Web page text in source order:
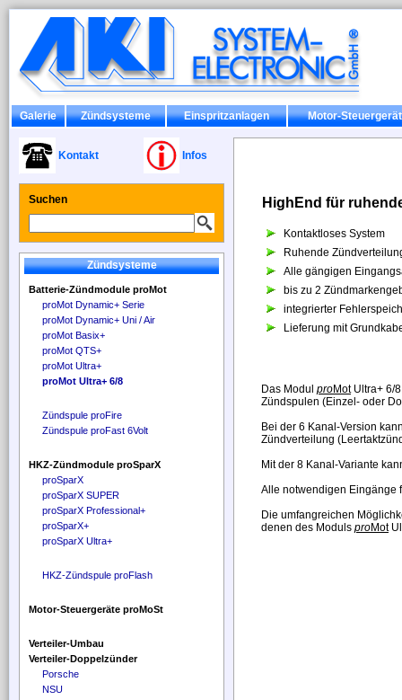
Galerie Zündsysteme Einspritzanlagen Motor-
Kontakt Infos
Suchen
Zündsysteme
Batterie-Zündmodule proMot
proMot Dynamic+ Serie
proMot Dynamic+ Uni / Air
proMot Basix+
proMot QTS+
proMot Ultra+
proMot Ultra+ 6/8
Zündspule proFire
Zündspule proFast 6Volt
HKZ-Zündmodule proSparX
proSparX
proSparX SUPER
proSparX Professional+
proSparX+
proSparX Ultra+
HKZ-Zündspule proFlash
Motor-Steuergeräte proMoSt
Verteiler-Umbau
Verteiler-Doppelzünder
Porsche
NSU
HighEnd für
Kontaktloses System
Ruhende
Alle gängigen
bis zu 2
integrierter
Lieferung mit
Das Modul proMotUltra+ 6/8
Zündspulen (Einzel- oder
Bei der 6 Kanal-Version
Zündverteilung
Mit der 8 Kanal-Variante
Alle notwendigen Eingänge
Die umfangreichen
denen des Moduls proMot